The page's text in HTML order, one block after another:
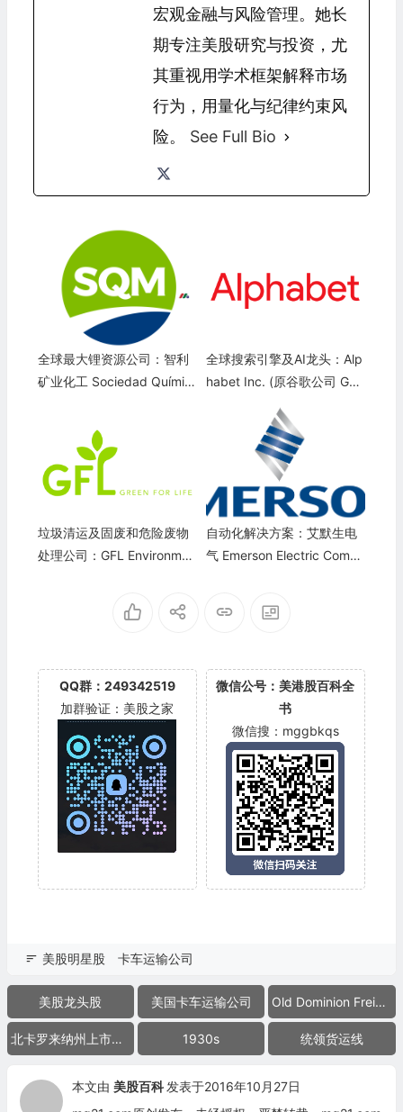
宏观金融与风险管理。她长
期专注美股研究与投资，尤
其重视用学术框架解释市场
行为，用量化与纪律约束风
险。 See Full Bio
全球最大锂资源公司：智利
矿业化工 Sociedad Químic
全球搜索引擎及AI龙头：Alp
habet Inc. (原谷歌公司 Goo
垃圾清运及固废和危险废物
处理公司：GFL Environmen
自动化解决方案：艾默生电
气 Emerson Electric Compa
QQ群：249342519
加群验证：美股之家
微信公号：美港股百科全
书
微信搜：mggbkqs
美股明星股 卡车运输公司
美股龙头股 美国卡车运输公司 Old Dominion Freight Line
北卡罗来纳州上市公司 1930s 统领货运线
本文由 美股百科 发表于2016年10月27日